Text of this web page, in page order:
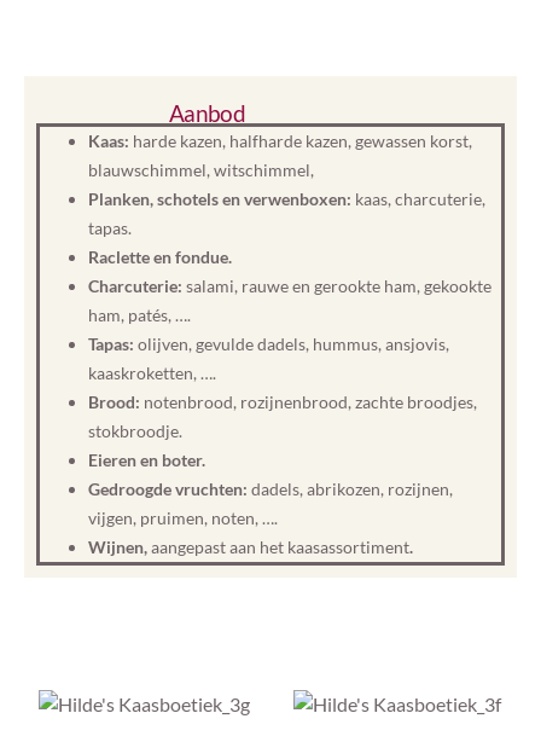
Aanbod
Kaas: harde kazen, halfharde kazen, gewassen korst,
blauwschimmel, witschimmel,
Planken, schotels en verwenboxen: kaas, charcuterie,
tapas.
Raclette en fondue.
Charcuterie: salami, rauwe en gerookte ham, gekookte
ham, patés, ….
Tapas: olijven, gevulde dadels, hummus, ansjovis,
kaaskroketten, ….
Brood: notenbrood, rozijnenbrood, zachte broodjes,
stokbroodje.
Eieren en boter.
Gedroogde vruchten: dadels, abrikozen, rozijnen,
vijgen, pruimen, noten, ….
Wijnen,aangepast aan het kaasassortiment.